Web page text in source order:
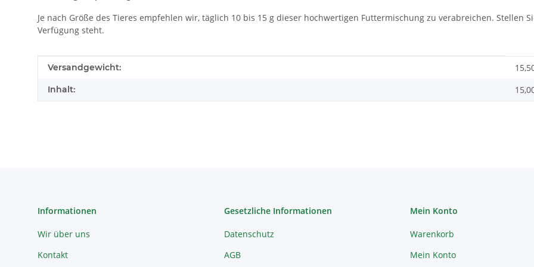
Je nach Größe des Tieres empfehlen wir, täglich 10 bis 15 g dieser hochwertigen Futtermischung zu verabreichen. Stellen
Verfügung steht.
Produkteigenschaft
Wert
Versandgewicht:
Inhalt:
Informationen
Wir über uns
Kontakt
Gesetzliche Informationen
Datenschutz
AGB
Mein Konto
Warenkorb
Mein Konto